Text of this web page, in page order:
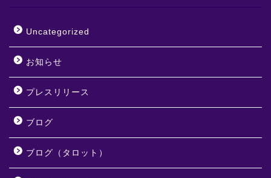
Uncategorized
お知らせ
プレスリリース
ブログ
ブログ（タロット）